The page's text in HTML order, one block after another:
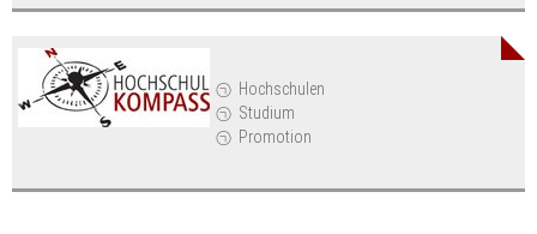
Hochschulen
Studium
Promotion